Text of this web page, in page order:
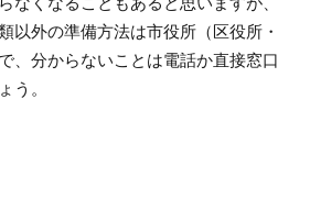
以外の準備方法は市役所（区役所・
、分からないことは電話か直接窓口
う。